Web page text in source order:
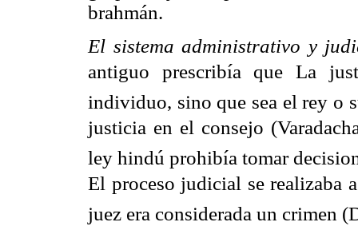
brahmán.
El sistema administrativo y
antiguo prescribía que La
individuo, sino que sea el rey o
justicia en el consejo
ley hindú prohibía tomar
El proceso judicial se realizaba a
juez era considerada un crimen